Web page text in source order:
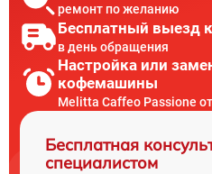
ремонт по желанию
Бесплатный выезд
в день обращения
Настройка или
кофемашины
Melitta Caffeo Passione
Бесплатная
специалистом